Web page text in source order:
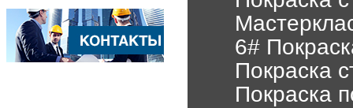
6#
Покраска
Покраска